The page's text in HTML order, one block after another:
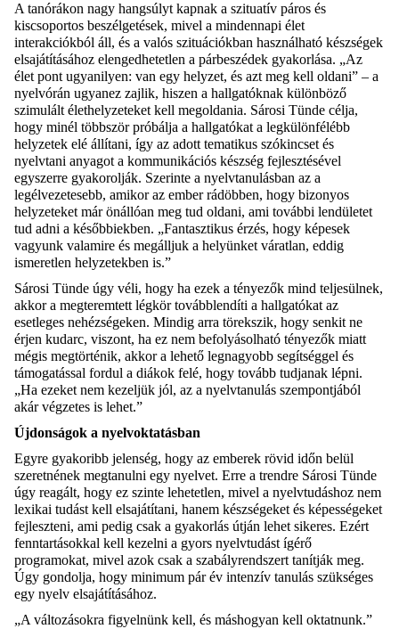
A tanórákon nagy hangsúlyt kapnak a szituatív páros és
kiscsoportos beszélgetések, mivel a mindennapi élet
interakciókból áll, és a valós szituációkban használható készségek
elsajátításához elengedhetetlen a párbeszédek gyakorlása. „Az
élet pont ugyanilyen: van egy helyzet, és azt meg kell oldani” – a
nyelvórán ugyanez zajlik, hiszen a hallgatóknak különböző
szimulált élethelyzeteket kell megoldania. Sárosi Tünde célja,
hogy minél többször próbálja a hallgatókat a legkülönfélébb
helyzetek elé állítani, így az adott tematikus szókincset és
nyelvtani anyagot a kommunikációs készség fejlesztésével
egyszerre gyakorolják. Szerinte a nyelvtanulásban az a
legélvezetesebb, amikor az ember rádöbben, hogy bizonyos
helyzeteket már önállóan meg tud oldani, ami további lendületet
tud adni a későbbiekben. „Fantasztikus érzés, hogy képesek
vagyunk valamire és megálljuk a helyünket váratlan, eddig
ismeretlen helyzetekben is.”
Sárosi Tünde úgy véli, hogy ha ezek a tényezők mind teljesülnek,
akkor a megteremtett légkör továbblendíti a hallgatókat az
esetleges nehézségeken. Mindig arra törekszik, hogy senkit ne
érjen kudarc, viszont, ha ez nem befolyásolható tényezők miatt
mégis megtörténik, akkor a lehető legnagyobb segítséggel és
támogatással fordul a diákok felé, hogy tovább tudjanak lépni.
„Ha ezeket nem kezeljük jól, az a nyelvtanulás szempontjából
akár végzetes is lehet.”
Újdonságok a nyelvoktatásban
Egyre gyakoribb jelenség, hogy az emberek rövid időn belül
szeretnének megtanulni egy nyelvet. Erre a trendre Sárosi Tünde
úgy reagált, hogy ez szinte lehetetlen, mivel a nyelvtudáshoz nem
lexikai tudást kell elsajátítani, hanem készségeket és képességeket
fejleszteni, ami pedig csak a gyakorlás útján lehet sikeres. Ezért
fenntartásokkal kell kezelni a gyors nyelvtudást ígérő
programokat, mivel azok csak a szabályrendszert tanítják meg.
Úgy gondolja, hogy minimum pár év intenzív tanulás szükséges
egy nyelv elsajátításához.
„A változásokra figyelnünk kell, és máshogyan kell oktatnunk.”